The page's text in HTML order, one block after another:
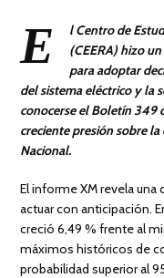
E lCentro de
(CEERA)hizo
para adoptar
del sistema eléctrico y la
conocerse el Boletín 349
creciente presión sobre
Nacional.
El informe XM revela
actuar con anticipación.
creció 6,49 % frente al
máximos históricos de
probabilidad superior al